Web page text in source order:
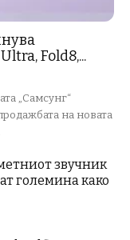
Fold8,...
„Самсунг“
на новата
звучник
големина како